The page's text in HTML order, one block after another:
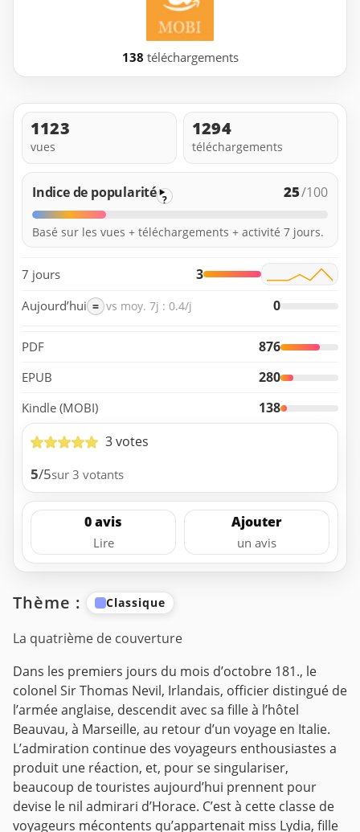
138 téléchargements
1123
vues
1294
téléchargements
Indice de popularité ? 25/100
Basé sur les vues + téléchargements + activité 7 jours.
7 jours 3
Aujourd’hui = vs moy. 7j : 0.4/j 0
PDF 876
EPUB 280
Kindle (MOBI)
138
3 votes
5/5sur 3 votants
0 avis
Lire
Ajouter
un avis
Thème : Classique
La quatrième de couverture
Dans les premiers jours du mois d’octobre 181., le
colonel Sir Thomas Nevil, Irlandais, officier distingué de
l’armée anglaise, descendit avec sa fille à l’hôtel
Beauvau, à Marseille, au retour d’un voyage en Italie.
L’admiration continue des voyageurs enthousiastes a
produit une réaction, et, pour se singulariser,
beaucoup de touristes aujourd’hui prennent pour
devise le nil admirari d’Horace. C’est à cette classe de
voyageurs mécontents qu’appartenait miss Lydia, fille